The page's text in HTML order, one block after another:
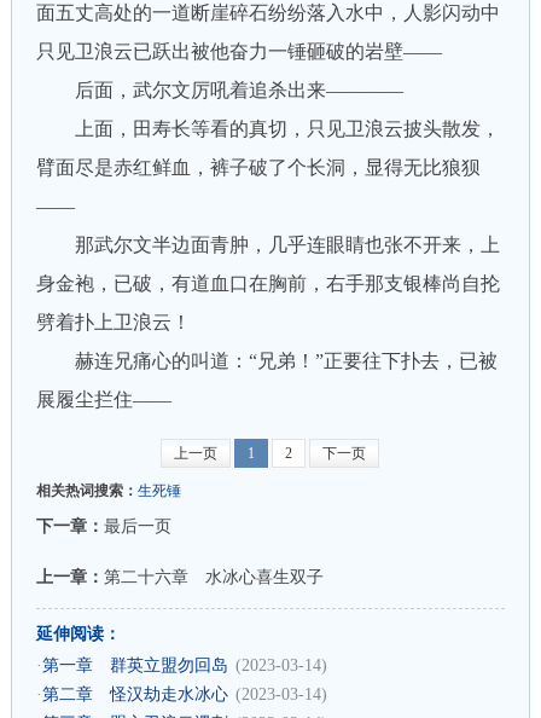
面五丈高处的一道断崖碎石纷纷落入水中，人影闪动中
只见卫浪云已跃出被他奋力一锤砸破的岩壁——
后面，武尔文厉吼着追杀出来————
上面，田寿长等看的真切，只见卫浪云披头散发，
臂面尽是赤红鲜血，裤子破了个长洞，显得无比狼狈
——
那武尔文半边面青肿，几乎连眼睛也张不开来，上
身金袍，已破，有道血口在胸前，右手那支银棒尚自抡
劈着扑上卫浪云！
赫连兄痛心的叫道：“兄弟！”正要往下扑去，已被
展履尘拦住——
上一页 1 2 下一页
相关热词搜索： 生死锤
下一章： 最后一页
上一章： 第二十六章 水冰心喜生双子
延伸阅读：
·第一章 群英立盟勿回岛 (2023-03-14)
·第二章 怪汉劫走水冰心 (2023-03-14)